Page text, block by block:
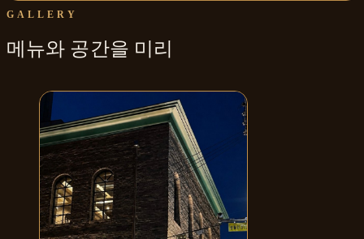
GALLERY
메뉴와 공간을 미리